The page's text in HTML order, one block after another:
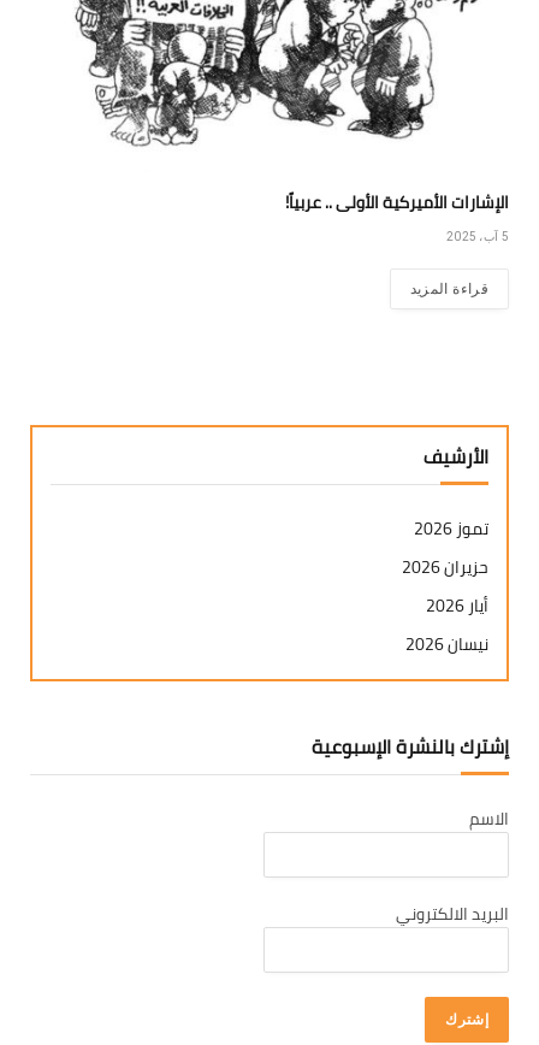
الإشارات الأميركية الأولى .. عربياً!
5 آب، 2025
قراءة المزيد
الأرشيف
تموز 2026
حزيران 2026
أيار 2026
نيسان 2026
آذار 2026
كانون ثاني 2026
تشرين ثاني 2025
تشرين أول 2025
أيلول 2025
تموز 2025
حزيران 2025
إشترك بالنشرة الإسبوعية
الاسم
البريد الالكتروني